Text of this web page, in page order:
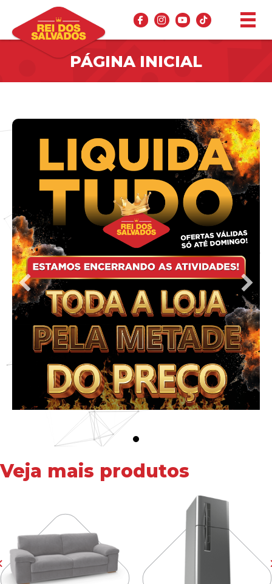
PÁGINA INICIAL
Veja mais produtos